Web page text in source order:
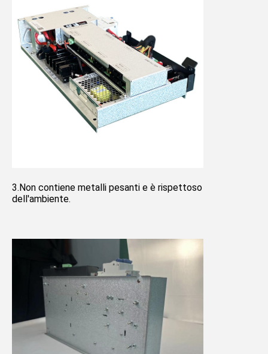
3.Non contiene metalli pesanti e è rispettoso
dell'ambiente.